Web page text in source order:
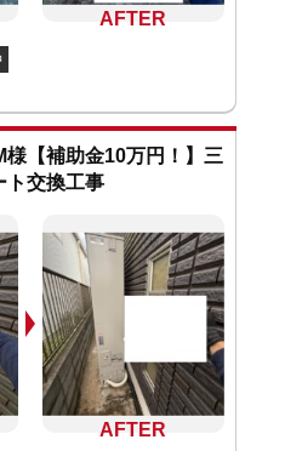
【補助金10万円！】三
ト交換工事